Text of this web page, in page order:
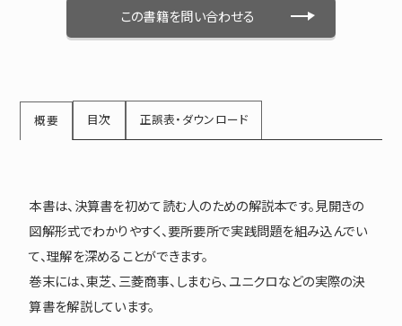
この書籍を問い合わせる
概要 目次 正誤表・ダウンロード
本書は、決算書を初めて読む人のための解説本です。見開きの
図解形式でわかりやすく、要所要所で実践問題を組み込んでい
て、理解を深めることができます。
巻末には、東芝、三菱商事、しまむら、ユニクロなどの実際の決
算書を解説しています。